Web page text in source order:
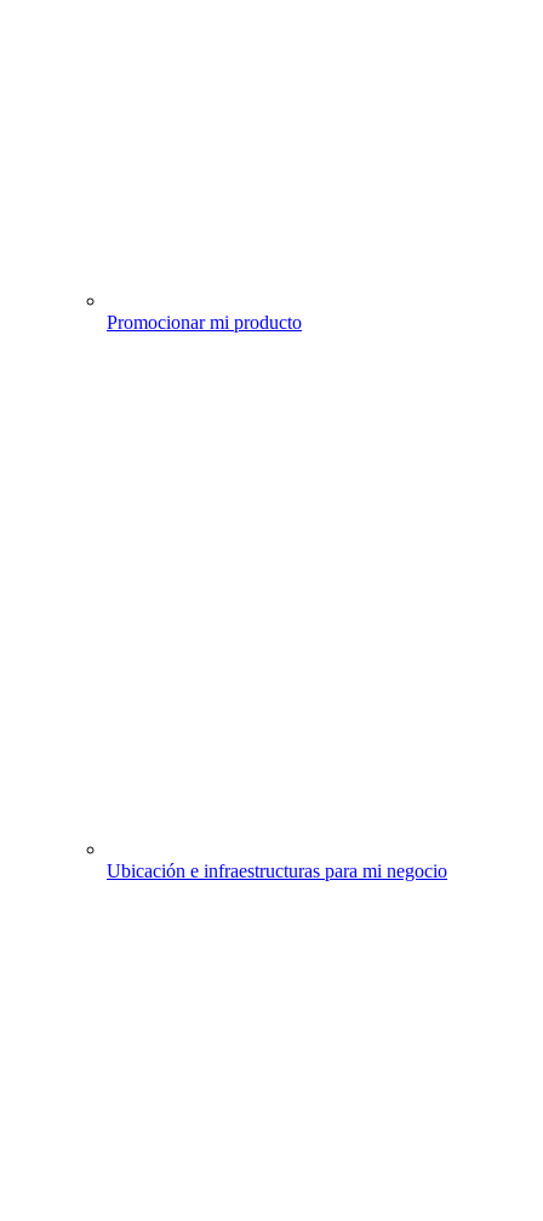
Promocionar mi producto
Ubicación e infraestructuras para mi negocio